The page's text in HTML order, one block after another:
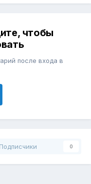
чтобы
после входа в
Подписчики 0